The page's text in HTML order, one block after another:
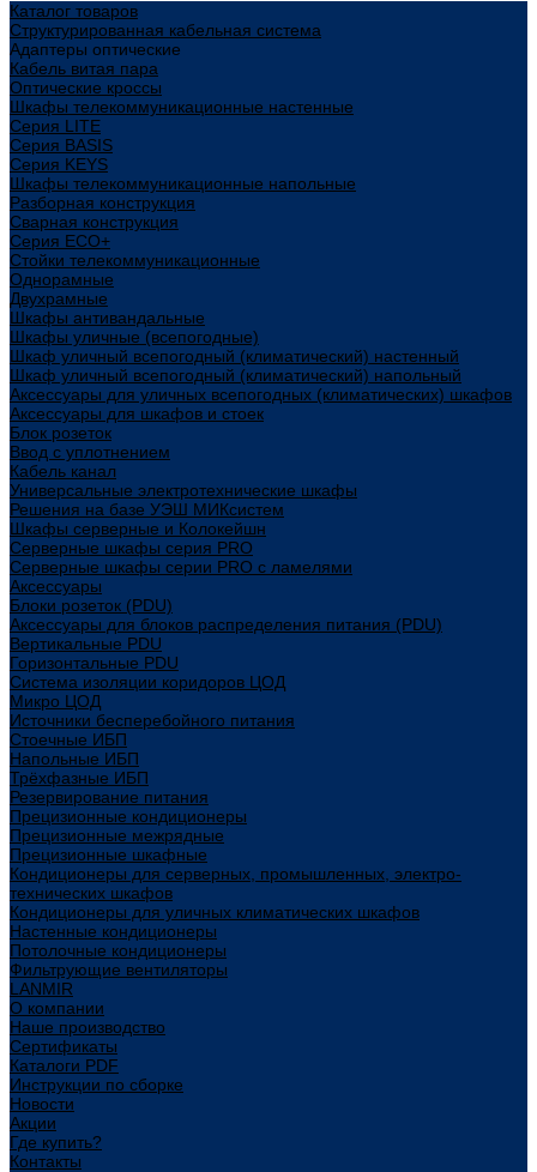
Каталог товаров
Структурированная кабельная система
Адаптеры оптические
Кабель витая пара
Оптические кроссы
Шкафы телекоммуникационные настенные
Cерия LITE
Cерия BASIS
Cерия KEYS
Шкафы телекоммуникационные напольные
Разборная конструкция
Сварная конструкция
Серия ECO+
Стойки телекоммуникационные
Однорамные
Двухрамные
Шкафы антивандальные
Шкафы уличные (всепогодные)
Шкаф уличный всепогодный (климатический) настенный
Шкаф уличный всепогодный (климатический) напольный
Аксессуары для уличных всепогодных (климатических) шкафов
Аксессуары для шкафов и стоек
Блок розеток
Ввод с уплотнением
Кабель канал
Универсальные электротехнические шкафы
Решения на базе УЭШ МИКсистем
Шкафы серверные и Колокейшн
Серверные шкафы серия PRO
Серверные шкафы серии PRO с ламелями
Аксессуары
Блоки розеток (PDU)
Аксессуары для блоков распределения питания (PDU)
Вертикальные PDU
Горизонтальные PDU
Система изоляции коридоров ЦОД
Микро ЦОД
Источники бесперебойного питания
Стоечные ИБП
Напольные ИБП
Трёхфазные ИБП
Резервирование питания
Прецизионные кондиционеры
Прецизионные межрядные
Прецизионные шкафные
Кондиционеры для серверных, промышленных, электро-
технических шкафов
Кондиционеры для уличных климатических шкафов
Настенные кондиционеры
Потолочные кондиционеры
Фильтрующие вентиляторы
LANMIR
О компании
Наше производство
Сертификаты
Каталоги PDF
Инструкции по сборке
Новости
Акции
Где купить?
Контакты